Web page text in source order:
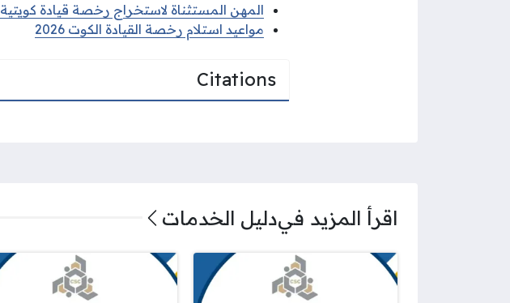
المهن المستثناة لاستخراج رخصة قيادة كويتية 2026
مواعيد استلام رخصة القيادة الكوت 2026
Citations
اقرأ المزيد فيدليل الخدمات